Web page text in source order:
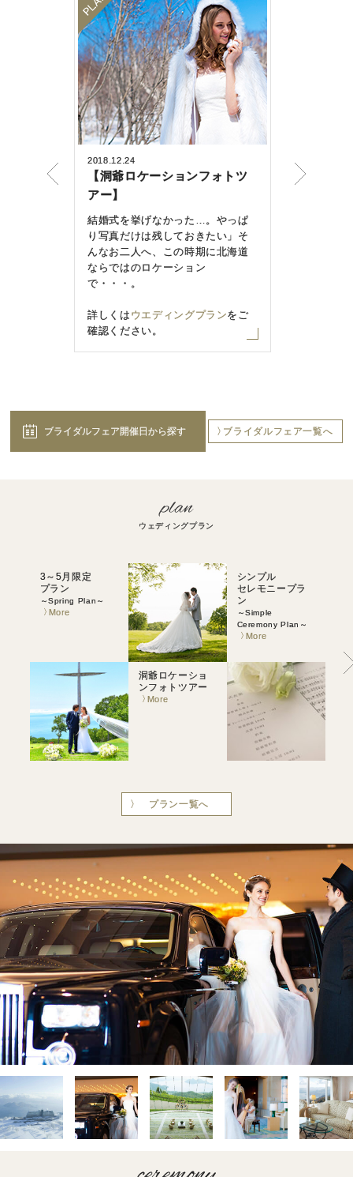
2018.12.24
【洞爺ロケーションフォトツ
アー】
結婚式を挙げなかった…。やっぱ
り写真だけは残しておきたい」そ
んなお二人へ、この時期に北海道
ならではのロケーション
で・・・。
詳しくは ウエディングプランをご
確認ください。
【１名様
ブライダルフェア開催日から探す ブライダルフェア一覧へ
ウェディングプラン
3～5月限定
プラン
～Spring Plan～
More
洞爺ロケーショ
ンフォトツアー
More
シンプル
セレモニープラ
ン
～Simple
Ceremony Plan～
More
ス
プラン一覧へ